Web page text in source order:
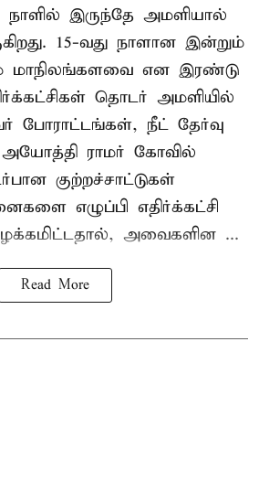
இருந்தே அமளியால்
15-வது நாளான இன்றும்
மாநிலங்களவை என இரண்டு
தொடர் அமளியில்
போராட்டங்கள், நீட் தேர்வு
அயோத்தி ராமர் கோவில்
குற்றச்சாட்டுகள்
எழுப்பி எதிர்க்கட்சி
அவைகளின ...
Read More